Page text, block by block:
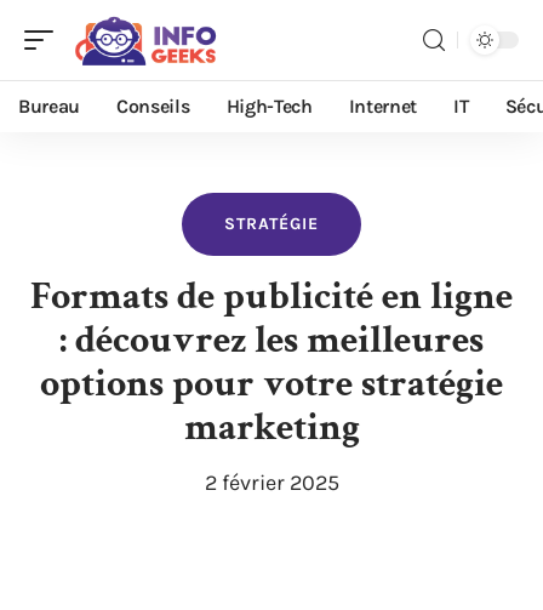
Bureau Conseils High-Tech Internet IT
STRATÉGIE
Formats de publicité en ligne
: découvrez les meilleures
options pour votre stratégie
marketing
2 février 2025